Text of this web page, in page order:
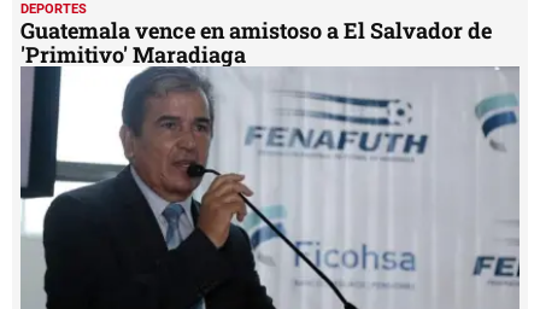
DEPORTES
Guatemala vence en amistoso a El Salvador de
'Primitivo' Maradiaga